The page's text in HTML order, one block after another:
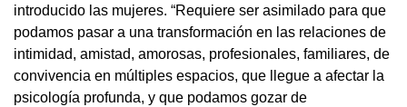
introducido las mujeres. “Requiere ser asimilado para que
podamos pasar a una transformación en las relaciones de
intimidad, amistad, amorosas, profesionales, familiares, de
convivencia en múltiples espacios, que llegue a afectar la
psicología profunda, y que podamos gozar de